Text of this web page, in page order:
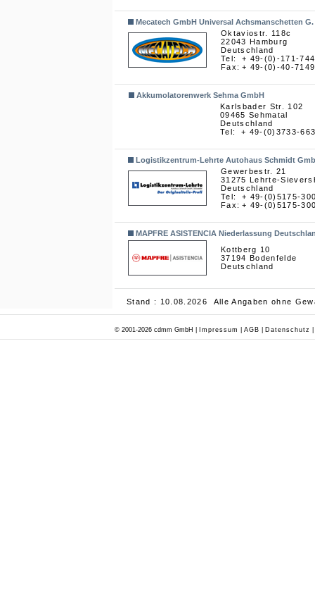
Mecatech GmbH Universal Achsmanschetten
Oktaviostr. 118c
22043 Hamburg
Deutschland
Tel:
Fax:
+ 49-(0)-171-
+ 49-(0)-40-
Akkumolatorenwerk Sehma GmbH
Karlsbader Str. 102
09465 Sehmatal
Deutschland
Tel:
+ 49-(0)3733-
Logistikzentrum-Lehrte Autohaus Schmidt
Gewerbestr. 21
31275 Lehrte-
Deutschland
Tel:
Fax:
+ 49-(0)5175-
+ 49-(0)5175-
MAPFRE ASISTENCIA Niederlassung
Kottberg 10
37194 Bodenfelde
Deutschland
Stand : 10.08.2026 Alle Angaben ohne
© 2001-2026 cdmm GmbH | Impressum AGB Datenschutz